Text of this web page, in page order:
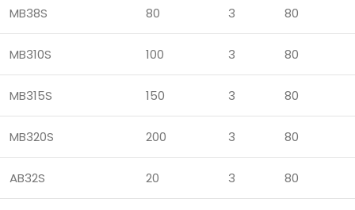
MB38S 80 3 80
MB310S 100 3 80
MB315S 150 3 80
MB320S 200 3 80
AB32S 20 3 80